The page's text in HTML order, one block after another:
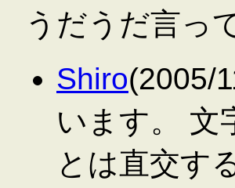
うだうだ言っ
Shiro(2005/
います。 文
とは直交す